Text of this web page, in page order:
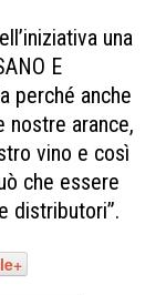
una
E
perché anche
nostre arance,
vino e così
che essere
distributori”.